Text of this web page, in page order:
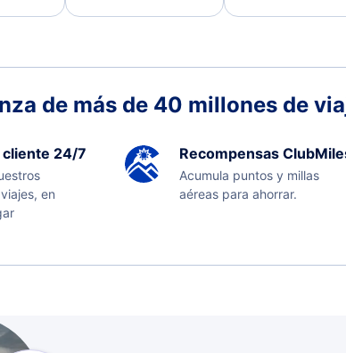
de más de 40 millones de
24/7
en
Recompensas
Acumula puntos y millas
aéreas para ahorrar.